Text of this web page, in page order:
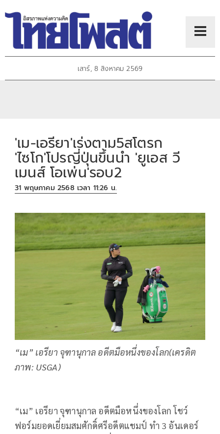
เสาร์, 8 สิงหาคม 2569
'เม-เอรียา'เร่งตาม5สโตรก
'ไซโก'โปรญี่ปุ่นขึ้นนำ 'ยูเอส วี
เมนส์ โอเพ่น'รอบ2
31 พฤษภาคม 2568 เวลา 11:26 น.
“เม” เอรียา จุฑานุกาล อดีตมือหนึ่งของโลก(เครดิต
ภาพ: USGA)
“เม” เอรียา จุฑานุกาล อดีตมือหนึ่งของโลก โชว์
ฟอร์มยอดเยี่ยมสมศักดิ์ศรีอดีตแชมป์ ทำ 3 อันเดอร์